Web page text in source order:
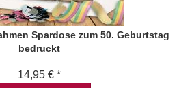
Spardose zum 50. Geburtstag
bedruckt
14,95 € *